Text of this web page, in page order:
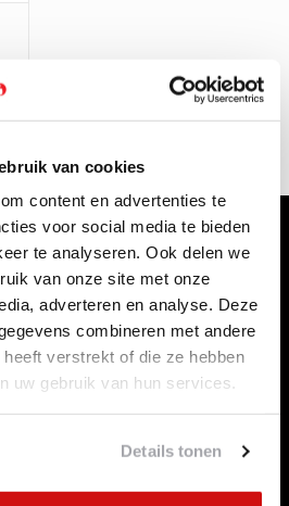
van cookies
content en advertenties te
voor social media te bieden
te analyseren. Ook delen we
van onze site met onze
adverteren en analyse. Deze
combineren met andere
verstrekt of die ze hebben
uw gebruik van hun services.
Details tonen